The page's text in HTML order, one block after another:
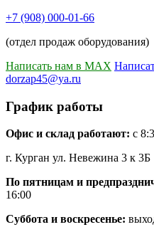
+7 (908) 000-01-66
(отдел продаж оборудования)
Написать нам в MAX
dorzap45@ya.ru
График работы
Офис и склад работают: с
г. Курган ул. Невежина 3 к 3Б
По пятницам и
16:00
Суббота и воскресенье: